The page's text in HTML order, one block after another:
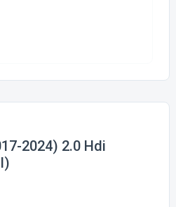
2024) 2.0 Hdi